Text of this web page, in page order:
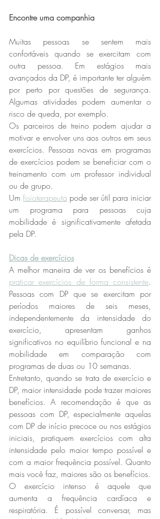
Encontre uma companhia
Muitas pessoas se sentem mais
confortáveis quando se exercitam com
outra pessoa. Em estágios mais
avançados da DP, é importante ter alguém
por perto por questões de segurança.
Algumas atividades podem aumentar o
risco de queda, por exemplo.
Os parceiros de treino podem ajudar a
motivar e envolver uns aos outros em seus
exercícios. Pessoas novas em programas
de exercícios podem se beneficiar com o
treinamento com um professor individual
ou de grupo.
Um fisioterapeuta pode ser útil para iniciar
um programa para pessoas cuja
mobilidade é significativamente afetada
pela DP.
Dicas de exercícios
praticar exercícios de forma consistente.
Pessoas com DP que se exercitam por
períodos maiores de seis meses,
independentemente da intensidade do
exercício, apresentam ganhos
significativos no equilíbrio funcional e na
mobilidade em comparação com
programas de duas ou 10 semanas.
Entretanto, quando se trata de exercício e
DP, maior intensidade pode trazer maiores
benefícios. A recomendação é que as
pessoas com DP, especialmente aquelas
com DP de início precoce ou nos estágios
iniciais, pratiquem exercícios com alta
intensidade pelo maior tempo possível e
com a maior frequência possível. Quanto
mais você faz, maiores são os benefícios.
O exercício intenso é aquele que
aumenta a frequência cardíaca e
respiratória. É possível conversar, mas